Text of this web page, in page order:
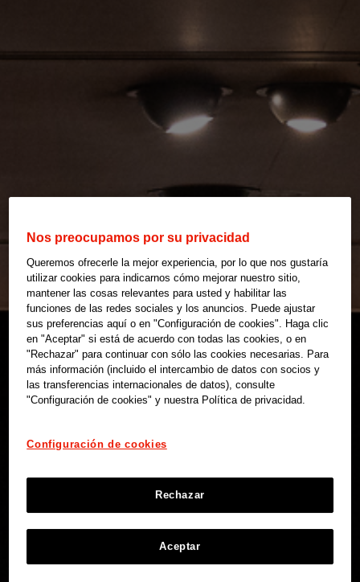
Nos preocupamos por su privacidad
Queremos ofrecerle la mejor experiencia, por lo que nos gustaría
utilizar cookies para indicarnos cómo mejorar nuestro sitio,
mantener las cosas relevantes para usted y habilitar las
funciones de las redes sociales y los anuncios. Puede ajustar
sus preferencias aquí o en "Configuración de cookies". Haga clic
en "Aceptar" si está de acuerdo con todas las cookies, o en
"Rechazar" para continuar con sólo las cookies necesarias. Para
más información (incluido el intercambio de datos con socios y
las transferencias internacionales de datos), consulte
"Configuración de cookies" y nuestra Política de privacidad.
Configuración de cookies
Rechazar
Aceptar